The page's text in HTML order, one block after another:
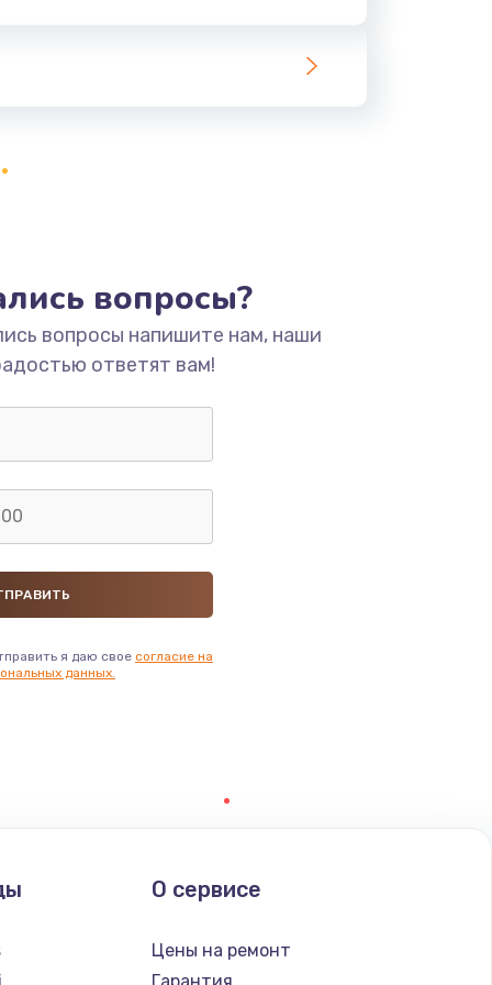
вопросы?
вопросы напишите нам, наши
ответят вам!
я даю свое согласие на
данных.
О сервисе
Цены на ремонт